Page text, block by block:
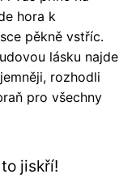
hora k
pěkně vstříc.
lásku najde
rozhodli
pro všechny
jiskří!